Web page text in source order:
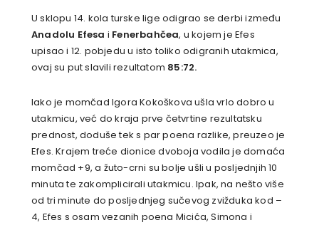
U sklopu 14. kola turske lige odigrao se derbi između
Anadolu Efesa i Fenerbahčea, u kojem je Efes
upisao i 12. pobjedu u isto toliko odigranih utakmica,
ovaj su put slavili rezultatom 85:72.
Iako je momčad Igora Kokoškova ušla vrlo dobro u
utakmicu, već do kraja prve četvrtine rezultatsku
prednost, doduše tek s par poena razlike, preuzeo je
Efes. Krajem treće dionice dvoboja vodila je domaća
momčad +9, a žuto-crni su bolje ušli u posljednjih 10
minuta te zakomplicirali utakmicu. Ipak, na nešto više
od tri minute do posljednjeg sučevog zvižduka kod –
4, Efes s osam vezanih poena Micića, Simona i